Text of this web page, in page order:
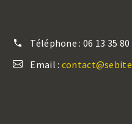
Téléphone : 06 13 35 80
Email :